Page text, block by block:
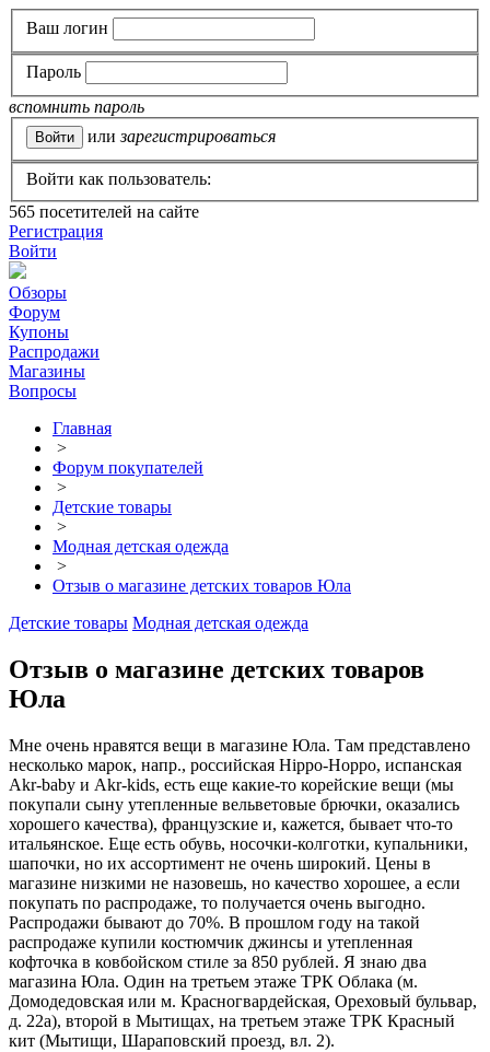
Ваш логин
Пароль
вспомнить пароль
или зарегистрироваться
Войти как пользователь:
565 посетителей на сайте
Регистрация
Войти
Обзоры
Форум
Купоны
Распродажи
Магазины
Вопросы
Главная
>
Форум покупателей
>
Детские товары
>
Модная детская одежда
>
Отзыв о магазине детских товаров Юла
Детские товары Модная детская одежда
Отзыв о магазине детских товаров
Юла
Мне очень нравятся вещи в магазине Юла. Там представлено
несколько марок, напр., российская Hippo-Hoppo, испанская
Akr-baby и Akr-kids, есть еще какие-то корейские вещи (мы
покупали сыну утепленные вельветовые брючки, оказались
хорошего качества), французские и, кажется, бывает что-то
итальянское. Еще есть обувь, носочки-колготки, купальники,
шапочки, но их ассортимент не очень широкий. Цены в
магазине низкими не назовешь, но качество хорошее, а если
покупать по распродаже, то получается очень выгодно.
Распродажи бывают до 70%. В прошлом году на такой
распродаже купили костюмчик джинсы и утепленная
кофточка в ковбойском стиле за 850 рублей. Я знаю два
магазина Юла. Один на третьем этаже ТРК Облака (м.
Домодедовская или м. Красногвардейская, Ореховый бульвар,
д. 22а), второй в Мытищах, на третьем этаже ТРК Красный
кит (Мытищи, Шараповский проезд, вл. 2).